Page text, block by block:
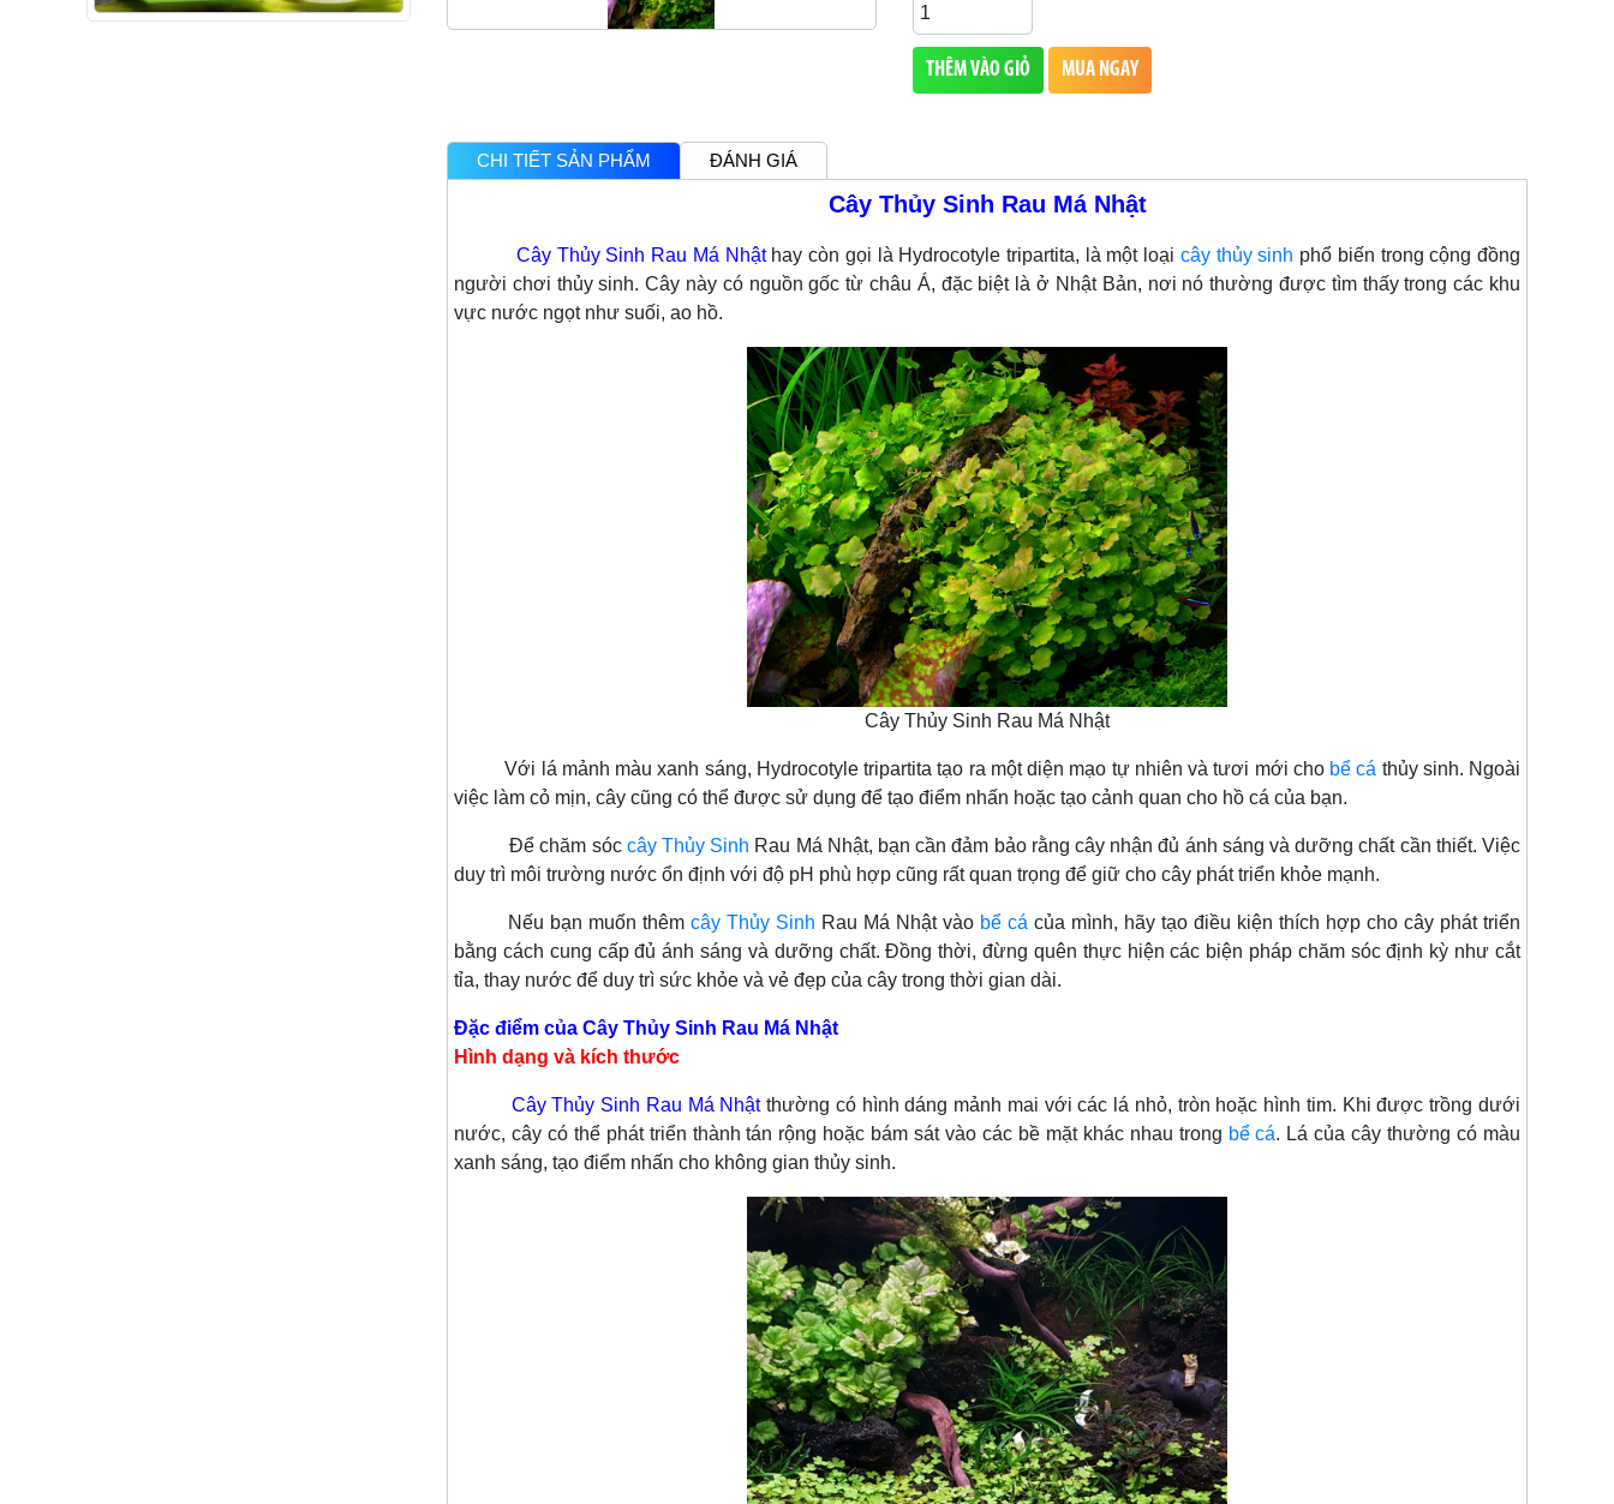
THÊM VÀO GIỎ MUA NGAY
CHI TIẾT SẢN PHẨM ĐÁNH GIÁ
Cây Thủy Sinh Rau Má Nhật
Cây Thủy Sinh Rau Má Nhậthay còn gọi là Hydrocotyle tripartita, là một loại cây thủy sinh phổ biến trong cộng đồng
người chơi thủy sinh. Cây này có nguồn gốc từ châu Á, đặc biệt là ở Nhật Bản, nơi nó thường được tìm thấy trong các khu
vực nước ngọt như suối, ao hồ.
Cây Thủy Sinh Rau Má Nhật
Với lá mảnh màu xanh sáng, Hydrocotyle tripartita tạo ra một diện mạo tự nhiên và tươi mới cho bể cá thủy sinh. Ngoài
việc làm cỏ mịn, cây cũng có thể được sử dụng để tạo điểm nhấn hoặc tạo cảnh quan cho hồ cá của bạn.
Để chăm sóc cây Thủy Sinh Rau Má Nhật, bạn cần đảm bảo rằng cây nhận đủ ánh sáng và dưỡng chất cần thiết. Việc
duy trì môi trường nước ổn định với độ pH phù hợp cũng rất quan trọng để giữ cho cây phát triển khỏe mạnh.
Nếu bạn muốn thêm cây Thủy Sinh Rau Má Nhật vào bể cá của mình, hãy tạo điều kiện thích hợp cho cây phát triển
bằng cách cung cấp đủ ánh sáng và dưỡng chất. Đồng thời, đừng quên thực hiện các biện pháp chăm sóc định kỳ như cắt
tỉa, thay nước để duy trì sức khỏe và vẻ đẹp của cây trong thời gian dài.
Đặc điểm của Cây Thủy Sinh Rau Má Nhật
Hình dạng và kích thước
Cây Thủy Sinh Rau Má Nhậtthường có hình dáng mảnh mai với các lá nhỏ, tròn hoặc hình tim. Khi được trồng dưới
nước, cây có thể phát triển thành tán rộng hoặc bám sát vào các bề mặt khác nhau trong bể cá. Lá của cây thường có màu
xanh sáng, tạo điểm nhấn cho không gian thủy sinh.